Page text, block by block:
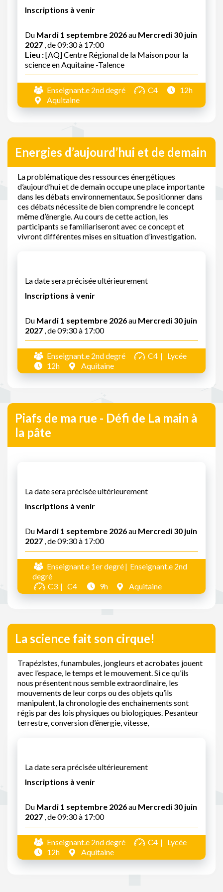
Inscriptions à venir
Du Mardi 1 septembre 2026au Mercredi 30 juin
2027 , de 09:30 à 17:00
Lieu :[AQ] Centre Régional de la Maison pour la
science en Aquitaine -Talence
Enseignant.e 2nd degré C4
12h
Aquitaine
Energies d’aujourd’hui et de demain
La problématique des ressources énergétiques
d’aujourd’hui et de demain occupe une place importante
dans les débats environnementaux. Se positionner dans
ces débats nécessite de bien comprendre le concept
même d’énergie. Au cours de cette action, les
participants se familiariseront avec ce concept et
vivront différentes mises en situation d’investigation.
La date sera précisée ultérieurement
Inscriptions à venir
Du Mardi 1 septembre 2026au Mercredi 30 juin
2027 , de 09:30 à 17:00
Enseignant.e 2nd degré C4
Lycée
12h
Aquitaine
Piafs de ma rue - Défi de La main à
la pâte
La date sera précisée ultérieurement
Inscriptions à venir
Du Mardi 1 septembre 2026au Mercredi 30 juin
2027 , de 09:30 à 17:00
Enseignant.e 1er degré
Enseignant.e 2nd
degré
C3
C4 9h Aquitaine
La science fait son cirque!
Trapézistes, funambules, jongleurs et acrobates jouent
avec l’espace, le temps et le mouvement. Si ce qu’ils
nous présentent nous semble extraordinaire, les
mouvements de leur corps ou des objets qu’ils
manipulent, la chronologie des enchainements sont
régis par des lois physiques ou biologiques. Pesanteur
terrestre, conversion d’énergie, vitesse,
La date sera précisée ultérieurement
Inscriptions à venir
Du Mardi 1 septembre 2026au Mercredi 30 juin
2027 , de 09:30 à 17:00
Enseignant.e 2nd degré C4
Lycée
12h
Aquitaine